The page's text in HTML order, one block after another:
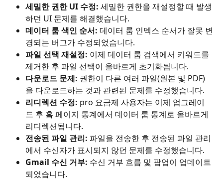
세밀한 권한 UI 수정: 세밀한 권한을 재설정할 때 발생
하던 UI 문제를 해결했습니다.
데이터 룸 색인 순서: 데이터 룸 인덱스 순서가 잘못 변
경되는 버그가 수정되었습니다.
파일 선택 재설정: 이제 데이터 룸 검색에서 키워드를
제거한 후 파일 선택이 올바르게 초기화됩니다.
다운로드 문제: 권한이 다른 여러 파일(원본 및 PDF)
을 다운로드하는 것과 관련된 문제를 수정했습니다.
리디렉션 수정: pro 요금제 사용자는 이제 업그레이
드 후 홈 페이지 통계에서 데이터 룸 통계로 올바르게
리디렉션됩니다.
전송된 파일 관리: 파일을 전송한 후 전송된 파일 관리
에서 수신자가 표시되지 않던 문제를 수정했습니다.
Gmail 수신 거부: 수신 거부 흐름 및 팝업이 업데이트
되었습니다.